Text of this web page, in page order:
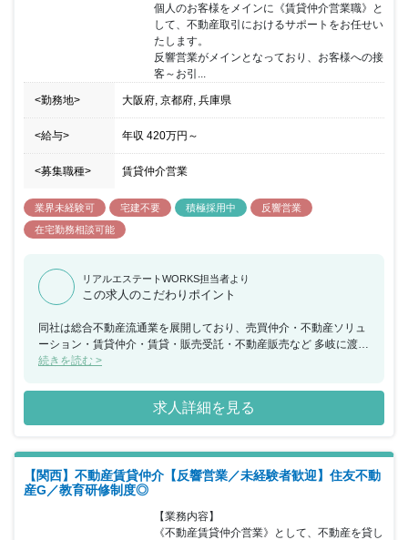
個人のお客様をメインに《賃貸仲介営業職》と
して、不動産取引におけるサポートをお任せい
たします。
反響営業がメインとなっており、お客様への接
客～お引...
<勤務地> 大阪府, 京都府, 兵庫県
<給与> 年収 420万円 ～
<募集職種> 賃貸仲介営業
業界未経験可 宅建不要 積極採用中
反響営業
在宅勤務相談可能
リアルエステートWORKS担当者より
この求人のこだわりポイント
同社は総合不動産流通業を展開しており、売買仲介・不動産ソリュ
ーション・賃貸仲介・賃貸・販売受託・不動産販売など 多岐に渡る
不動産サービスを手掛けています。 不動産流通業界の大手3社の一
ます。 同ポジションにおいては、業界未経験者も積極的に採用を進
めており、未経験者でも安心して入職できるよう、 独自の研修制
度・資格支援制度を整えています。また働き方改革も推進してお
30にPCはシャットダウンなど、 社員が働きやすい環境を整えてい
る企業になります。
続きを読む >
求人詳細を見る
【関西】不動産賃貸仲介【反響営業／未経験者歓迎】住友不動
産G／教育研修制度◎
【業務内容】
《不動産賃貸仲介営業》として、不動産を貸し